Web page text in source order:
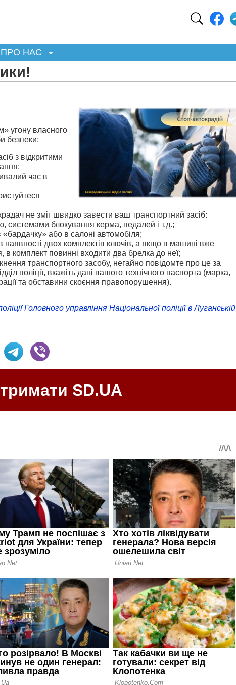
ПРО НАС
угону власного
безпеки:
з відкритими
час в
не зміг швидко завести ваш транспортний засіб:
системами блокування керма, педалей і т.д.;
«бардачку» або в салоні автомобіля;
наявності двох комплектів ключів, а якщо в машині вже
в комплект повинні входити два брелка до неї;
транспортного засобу, негайно повідомте про це за
поліції, вкажіть дані вашого технічного паспорта (марка,
та обставини скоєння правопорушення).
Головного управління Національної поліції в Луганській
SD.UA